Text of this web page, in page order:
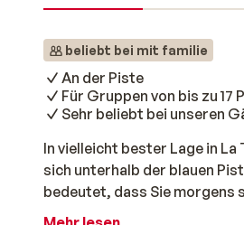
beliebt bei mit familie
An der Piste
Für Gruppen von bis zu 17
Sehr beliebt bei unseren
In vielleicht bester Lage in
sich unterhalb der blauen
bedeutet, dass Sie morgens
zum Chalet abfahren